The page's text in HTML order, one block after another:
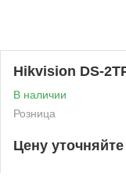
Hikvision DS-
В наличии
Розница
Цену уточняйте